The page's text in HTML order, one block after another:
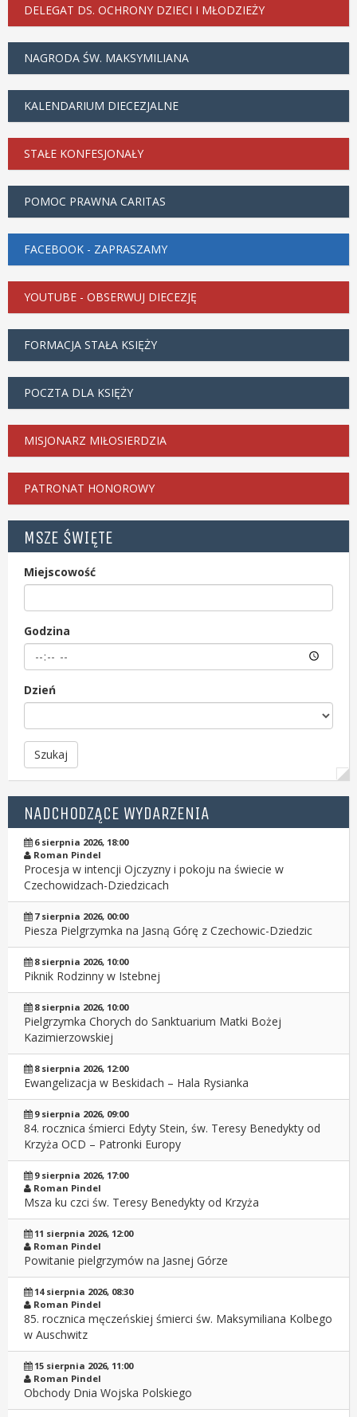
DELEGAT DS. OCHRONY DZIECI I MŁODZIEŻY
NAGRODA ŚW. MAKSYMILIANA
KALENDARIUM DIECEZJALNE
STAŁE KONFESJONAŁY
POMOC PRAWNA CARITAS
FACEBOOK - ZAPRASZAMY
YOUTUBE - OBSERWUJ DIECEZJĘ
FORMACJA STAŁA KSIĘŻY
POCZTA DLA KSIĘŻY
MISJONARZ MIŁOSIERDZIA
PATRONAT HONOROWY
MSZE ŚWIĘTE
Miejscowość
Godzina
Dzień
Szukaj
NADCHODZĄCE WYDARZENIA
6 sierpnia 2026, 18:00
Roman Pindel
Procesja w intencji Ojczyzny i pokoju na świecie w
Czechowidzach-Dziedzicach
7 sierpnia 2026, 00:00
Piesza Pielgrzymka na Jasną Górę z Czechowic-Dziedzic
8 sierpnia 2026, 10:00
Piknik Rodzinny w Istebnej
8 sierpnia 2026, 10:00
Pielgrzymka Chorych do Sanktuarium Matki Bożej
Kazimierzowskiej
8 sierpnia 2026, 12:00
Ewangelizacja w Beskidach – Hala Rysianka
9 sierpnia 2026, 09:00
84. rocznica śmierci Edyty Stein, św. Teresy Benedykty od
Krzyża OCD – Patronki Europy
9 sierpnia 2026, 17:00
Roman Pindel
Msza ku czci św. Teresy Benedykty od Krzyża
11 sierpnia 2026, 12:00
Roman Pindel
Powitanie pielgrzymów na Jasnej Górze
14 sierpnia 2026, 08:30
Roman Pindel
85. rocznica męczeńskiej śmierci św. Maksymiliana Kolbego
w Auschwitz
15 sierpnia 2026, 11:00
Roman Pindel
Obchody Dnia Wojska Polskiego